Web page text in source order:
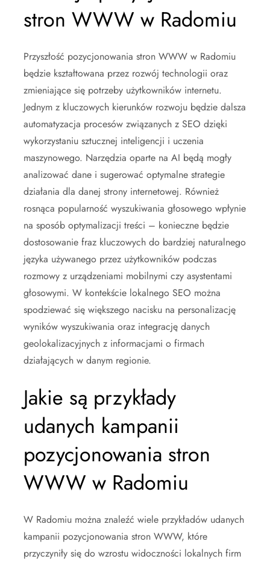
stron WWW w Radomiu
Przyszłość pozycjonowania stron WWW w Radomiu
będzie kształtowana przez rozwój technologii oraz
zmieniające się potrzeby użytkowników internetu.
Jednym z kluczowych kierunków rozwoju będzie dalsza
automatyzacja procesów związanych z SEO dzięki
wykorzystaniu sztucznej inteligencji i uczenia
maszynowego. Narzędzia oparte na AI będą mogły
analizować dane i sugerować optymalne strategie
działania dla danej strony internetowej. Również
rosnąca popularność wyszukiwania głosowego wpłynie
na sposób optymalizacji treści – konieczne będzie
dostosowanie fraz kluczowych do bardziej naturalnego
języka używanego przez użytkowników podczas
rozmowy z urządzeniami mobilnymi czy asystentami
głosowymi. W kontekście lokalnego SEO można
spodziewać się większego nacisku na personalizację
wyników wyszukiwania oraz integrację danych
geolokalizacyjnych z informacjami o firmach
działających w danym regionie.
Jakie są przykłady
udanych kampanii
pozycjonowania stron
WWW w Radomiu
W Radomiu można znaleźć wiele przykładów udanych
kampanii pozycjonowania stron WWW, które
przyczyniły się do wzrostu widoczności lokalnych firm